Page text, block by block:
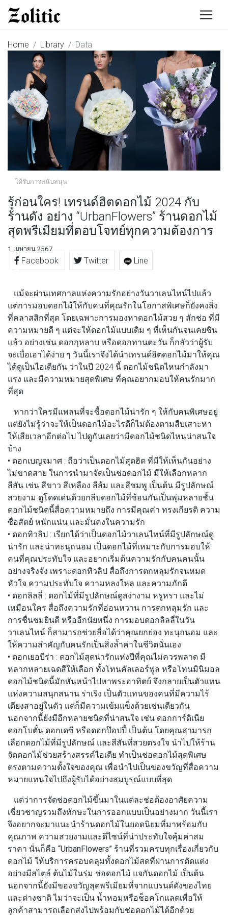
Home Library Data
ได้รับการสนับสนุน
รู้ก่อนใคร! เทรนด์ฮิตดอกไม้ 2024 กับ
ร้านดัง อย่าง “UrbanFlowers” ร้านดอกไม้
สุดพรีเมียมที่ตอบโจทย์ทุกความต้องการ
1 เมษายน 2567
Facebook Twitter Line
แม้จะผ่านเทศกาลแห่งความรักอย่างวันวาเลนไทน์ไปแล้ว
แต่การมอบดอกไม้ให้กับคนที่คุณรักในโอกาสพิเศษก็ยังคงสิ่ง
ที่คลาสสิกที่สุด โดยเฉพาะการมองหาดอกไม้สวย ๆ สักช่อ ที่มี
ความหมายดี ๆ แต่จะให้ดอกไม้แบบเดิม ๆ ที่เห็นกันจนเคยชิน
แล้ว อย่างเช่น ดอกกุหลาบ หรือดอกทานตะวัน ก็กลัวว่าผู้รับ
จะเบื่อเอาได้ง่าย ๆ วันนี้เราจึงได้นำเทรนด์ฮิตดอกไม้มาให้คุณ
ได้ดูเป็นไอเดียกัน ว่าในปี 2024 นี้ ดอกไม้ชนิดไหนกำลังมา
แรง และมีความหมายสุดพิเศษ ที่คุณอยากมอบให้คนรักมาก
ที่สุด
หากว่าใครมีแพลนที่จะซื้อดอกไม้น่ารัก ๆ ให้กับคนพิเศษอยู่
แต่ยังไม่รู้ว่าจะให้เป็นดอกไม้อะไรดีก็ไม่ต้องตามสืบเสาะหา
ให้เสียเวลาอีกต่อไป ไปดูกันเลยว่ามีดอกไม้ชนิดไหนน่าสนใจ
บ้าง
• ดอกเบญจมาศ : ถือว่าเป็นดอกไม้สุดฮิต ที่มีให้เห็นกันอย่าง
ไม่ขาดสาย ในการนำมาจัดเป็นช่อดอกไม้ มีให้เลือกหลาก
สีสัน เช่น สีขาว สีเหลือง สีส้ม และสีชมพู เป็นต้น มีรูปลักษณ์
สวยงาม ดูโดดเด่นด้วยกลีบดอกไม้ที่ซ้อนกันเป็นพุ่มหลายชั้น
ดอกไม้ชนิดนี้สื่อความหมายถึง การมีคุณค่า ทรงเกียรติ ความ
ซื่อสัตย์ หนักแน่น และมั่นคงในความรัก
• ดอกทิวลิป : เรียกได้ว่าเป็นดอกไม้วาเลนไทน์ที่มีรูปลักษณ์ดู
น่ารัก และน่าทะนุถนอม เป็นดอกไม้ที่เหมาะกับการมอบให้
คนที่คุณประทับใจ และอยากเริ่มต้นความรักกับคนคนนั้น
อย่างจริงจัง เพราะดอกทิวลิป สื่อถึงการตกหลุมรักจนหมด
หัวใจ ความประทับใจ ความหลงใหล และความภักดี
• ดอกลิลลี่ : ดอกไม้ที่มีรูปลักษณ์ดูสง่างาม หรูหรา และไม่
เหมือนใคร สื่อถึงความรักที่อ่อนหวาน การตกหลุมรัก และ
การชื่นชมยินดี หรืออีกนัยหนึ่ง การมอบดอกลิลลี่ในวัน
วาเลนไทน์ ก็สามารถช่วยสื่อได้ว่าคุณยกย่อง ทะนุถนอม และ
ให้ความสำคัญกับคนรักเป็นสิ่งล้ำค่าในชีวิตนั่นเอง
• ดอกเยอบีร่า : ดอกไม้สุดน่ารักแห่งปีที่คุณไม่ควรพลาด มี
หลากหลายเฉดสีให้เลือก ทั้งโทนคัลเลอร์ฟูล หรือโทนมินิมอล
ดอกไม้ชนิดนี้มักหันหน้าไปหาพระอาทิตย์ จึงกลายเป็นตัวแทน
แห่งความสนุกสนาน ร่าเริง เป็นตัวแทนของคนที่มีความไร้
เดียงสาอยู่ในตัว แต่ก็มีความเข้มแข็งด้วยเช่นเดียวกัน
นอกจากนี้ยังมีอีกหลายชนิดที่น่าสนใจ เช่น ดอกการ์ดิเนีย
ดอกโบตั๋น ดอกเดซี หรือดอกป๊อปปี้ เป็นต้น โดยคุณสามารถ
เลือกดอกไม้ที่มีรูปลักษณ์ และสีสันที่สวยตรงใจ นำไปให้ร้าน
จัดดอกไม้ช่วยสร้างสรรค์ไอเดีย ทำเป็นช่อดอกไม้สุดพิเศษ
ตรงตามความตั้งใจของคุณ เพื่อนำไปเป็นของขวัญที่สื่อความ
หมายแทนใจไปถึงผู้รับได้อย่างสมบูรณ์แบบที่สุด
แต่ว่าการจัดช่อดอกไม้ขึ้นมาในแต่ละช่อต้องอาศัยความ
เชี่ยวชาญรวมถึงทักษะในการออกแบบเป็นอย่างมาก วันนี้เรา
จึงอยากจะมาแนะนำร้านดอกไม้ในยอดนิยมที่มาพร้อมกับ
คุณภาพ ความสวยงามและดีไซน์ที่น่าประทับใจคุ้มค่าสม
ราคา นั่นก็คือ “UrbanFlowers” ร้านที่รวมครบทุกเรื่องเกี่ยวกับ
ดอกไม้ ให้บริการครอบคลุมทั้งดอกไม้สดที่ผ่านการตัดแต่ง
อย่างมีสไตล์ ต้นไม้ในร่ม ช่อดอกไม้ แจกันดอกไม้ เป็นต้น
นอกจากนี้ยังมีของขวัญสุดพรีเมียมที่จากแบรนด์ดังของไทย
และต่างชาติ ไมว่าจะเป็น น้ำหอมหรือช็อคโกแลตเพื่อให้
ลูกค้าสามารถเลือกส่งไปพร้อมกับช่อดอกไม้ได้อีกด้วย